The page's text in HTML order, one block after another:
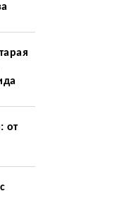
от